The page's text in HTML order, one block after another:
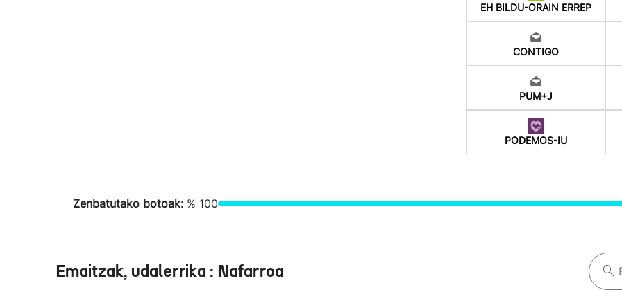
EH BILDU-ORAIN ERREP
CONTIGO
PUM+J
PODEMOS-IU
Zenbatutako botoak: % 100
Emaitzak, udalerrika : Nafarroa